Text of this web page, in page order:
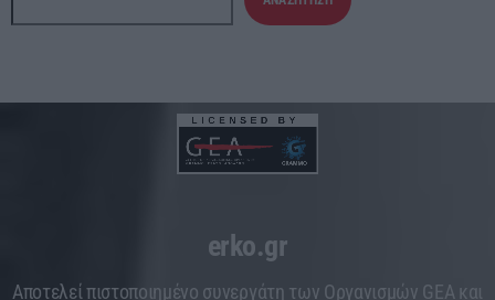
erko.gr
Aποτελεί πιστοποιημένο συνεργάτη των Οργανισμών GEA και